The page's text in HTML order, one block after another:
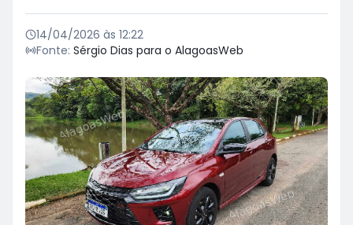
14/04/2026 às 12:22
Fonte: Sérgio Dias para o AlagoasWeb